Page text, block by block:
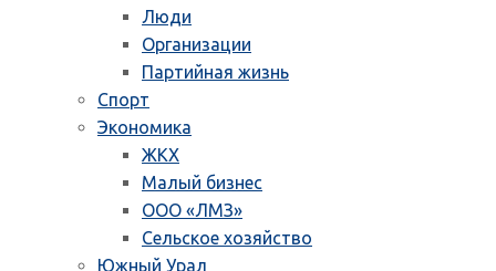
Люди
Организации
Партийная жизнь
Спорт
Экономика
ЖКХ
Малый бизнес
ООО «ЛМЗ»
Сельское хозяйство
Южный Урал